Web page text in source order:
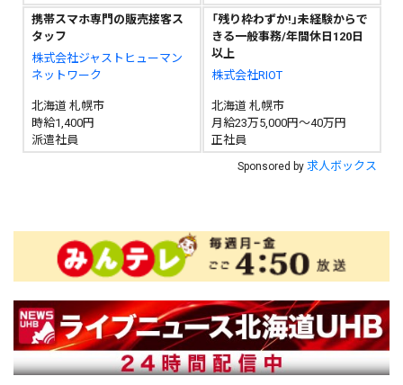
携帯スマホ専門の販売接客ス
タッフ
株式会社ジャストヒューマン
ネットワーク
北海道 札幌市
時給1,400円
派遣社員
「残り枠わずか!」未経験からで
きる一般事務/年間休日120日
以上
株式会社RIOT
北海道 札幌市
月給23万5,000円～40万円
正社員
Sponsored by 求人ボックス